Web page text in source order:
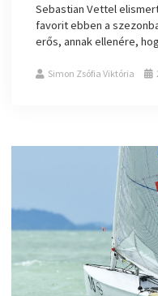
Sebastian Vettel
favorit ebben a
erős, annak ellenére,
Simon Zsófia Viktória